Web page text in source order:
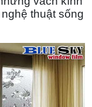
thuật sống